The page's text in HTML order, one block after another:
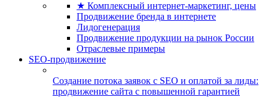
★ Комплексный интернет-маркетинг, цены
Продвижение бренда в интернете
Лидогенерация
Продвижение продукции на рынок России
Отраслевые примеры
SEO-продвижение
Создание потока заявок с SEO и оплатой за лиды:
продвижение сайта с повышенной гарантией